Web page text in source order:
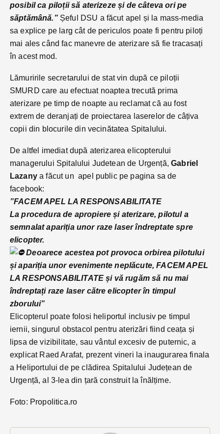
posibil ca piloții să aterizeze și de câteva ori pe
săptămână.” Șeful DSU a făcut apel și la mass-media
sa explice pe larg cât de periculos poate fi pentru piloți
mai ales când fac manevre de aterizare să fie tracasați
în acest mod.
Lămuririle secretarului de stat vin după ce piloții
SMURD care au efectuat noaptea trecută prima
aterizare pe timp de noapte au reclamat că au fost
extrem de deranjați de proiectarea laserelor de câțiva
copii din blocurile din vecinătatea Spitalului.
De altfel imediat după aterizarea elicopterului
managerului Spitalului Judetean de Urgență,Gabriel
Lazanya făcut un apel public pe pagina sa de
facebook:
”FACEM APEL LA RESPONSABILITATE
La procedura de apropiere și aterizare, pilotul a
semnalat apariția unor raze laser îndreptate spre
elicopter.
Deoarece acestea pot provoca orbirea pilotului
și apariția unor evenimente neplăcute, FACEM APEL
LA RESPONSABILITATE și vă rugăm să nu mai
îndreptați raze laser către elicopter în timpul
zborului”
Elicopterul poate folosi heliportul inclusiv pe timpul
iernii, singurul obstacol pentru aterizări fiind ceața și
lipsa de vizibilitate, sau vântul excesiv de puternic, a
explicat Raed Arafat, prezent vineri la inaugurarea finala
a Heliportului de pe clădirea Spitalului Județean de
Urgență, al 3-lea din țară construit la înălțime.
Foto: Propolitica.ro